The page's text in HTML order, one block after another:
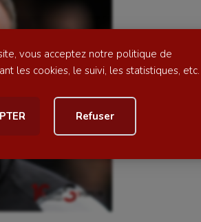
vous acceptez notre politique de
les cookies, le suivi, les statistiques, etc.
Refuser
Moto
Natation artistique
Outdoor
Parkour
Patinage artistique